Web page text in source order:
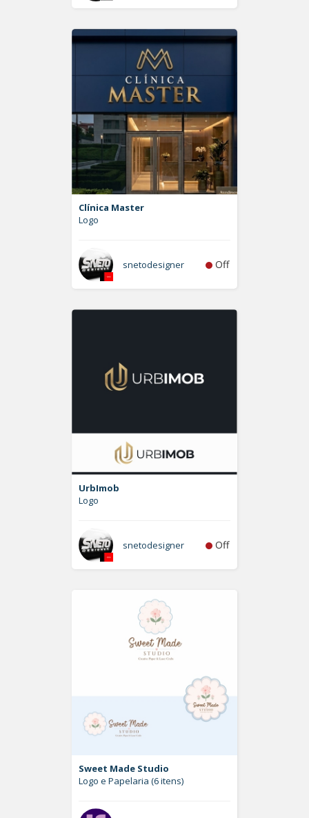
Clínica Master
Logo
snetodesigner Off
UrbImob
Logo
snetodesigner Off
Sweet Made Studio
Logo e Papelaria (6 itens)